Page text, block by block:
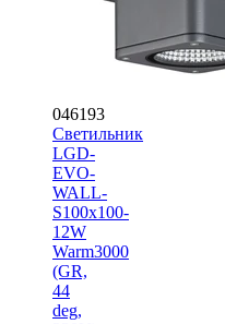
046193
Светильник
LGD-
EVO-
WALL-
S100x100-
12W
Warm3000
(GR,
44
deg,